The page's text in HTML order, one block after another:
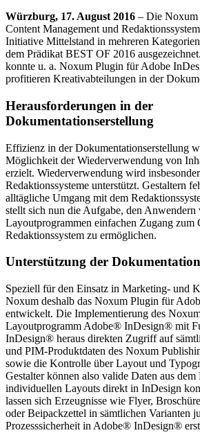
Würzburg, 17. August 2016 – Die Noxum
Content Management und
Initiative Mittelstand in mehreren
dem Prädikat BEST OF 2016
konnte u. a. Noxum Plugin für Adobe
profitieren Kreativabteilungen in der
Herausforderungen in der
Dokumentationserstellung
Effizienz in der Dokumentationserstellung
Möglichkeit der Wiederverwendung von
erzielt. Wiederverwendung wird
Redaktionssysteme unterstützt. Gestaltern
alltägliche Umgang mit dem
stellt sich nun die Aufgabe, den Anwendern
Layoutprogrammen einfachen Zugang zum
Redaktionssystem zu ermöglichen.
Unterstützung der
Speziell für den Einsatz in Marketing- und
Noxum deshalb das Noxum Plugin für
entwickelt. Die Implementierung des
Layoutprogramm Adobe® InDesign® mit
InDesign® heraus direkten Zugriff auf
und PIM-Produktdaten des Noxum
sowie die Kontrolle über Layout und
Gestalter können also valide Daten aus
individuellen Layouts direkt in InDesign
lassen sich Erzeugnisse wie Flyer,
oder Beipackzettel in sämtlichen Varianten
Prozesssicherheit in Adobe® InDesign®